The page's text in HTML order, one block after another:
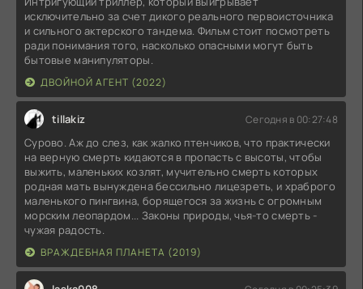
исключительно за счет дикого реального первоисточника
и сильного актерского тандема. Фильм стоит посмотреть
ради понимания того, насколько опасными могут быть
бытовые манипуляторы.
ДВОЙНОЙ АГЕНТ (2022)
tillakiz Сегодня в 00:27:48
Сурово. Аж до слез, как жалко птенчиков, что практически
на верную смерть кидаются в пропасть с высоты, чтобы
выжить, маленьких козлят, мучительно смерть которых
родная мать вынуждена бессильно лицезреть, и храброго
маленького пингвина, борящегося за жизнь с огромным
морским леопардом... Законы природы, чья-то смерть -
чужая радость.
ВРАЖДЕБНАЯ ПЛАНЕТА (2019)